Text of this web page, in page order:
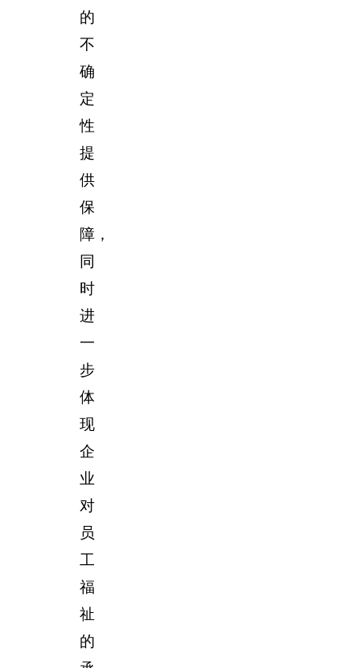
的
不
确
定
性
提
供
保
障，
同
时
进
一
步
体
现
企
业
对
员
工
福
祉
的